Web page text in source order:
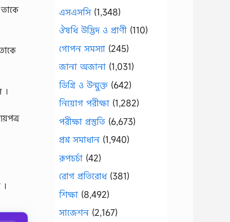
।
এসএসসি(1,348)
ঔষধি উদ্ভিদ ও প্রাণী (110)
গোপন সমস্যা (245)
জানা অজানা (1,031)
ডিগ্রি ও উন্মুক্ত (642)
নিয়োগ পরীক্ষা (1,282)
পরীক্ষা প্রস্তুতি (6,673)
প্রশ্ন সমাধান (1,940)
রূপচর্চা (42)
রোগ প্রতিরোধ(381)
শিক্ষা (8,492)
সাজেশন (2,167)